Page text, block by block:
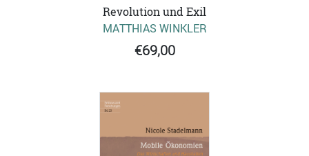
Revolution und Exil
MATTHIAS WINKLER
€69,00